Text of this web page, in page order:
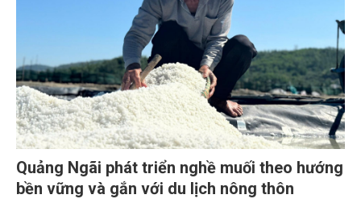
Quảng Ngãi phát triển nghề muối theo hướng
bền vững và gắn với du lịch nông thôn